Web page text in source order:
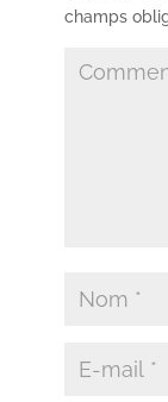
champs